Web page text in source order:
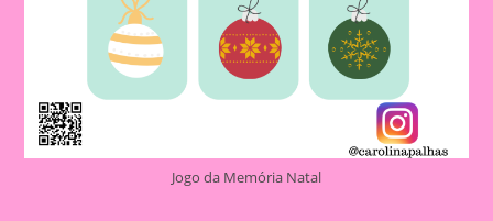
Jogo da Memória Natal